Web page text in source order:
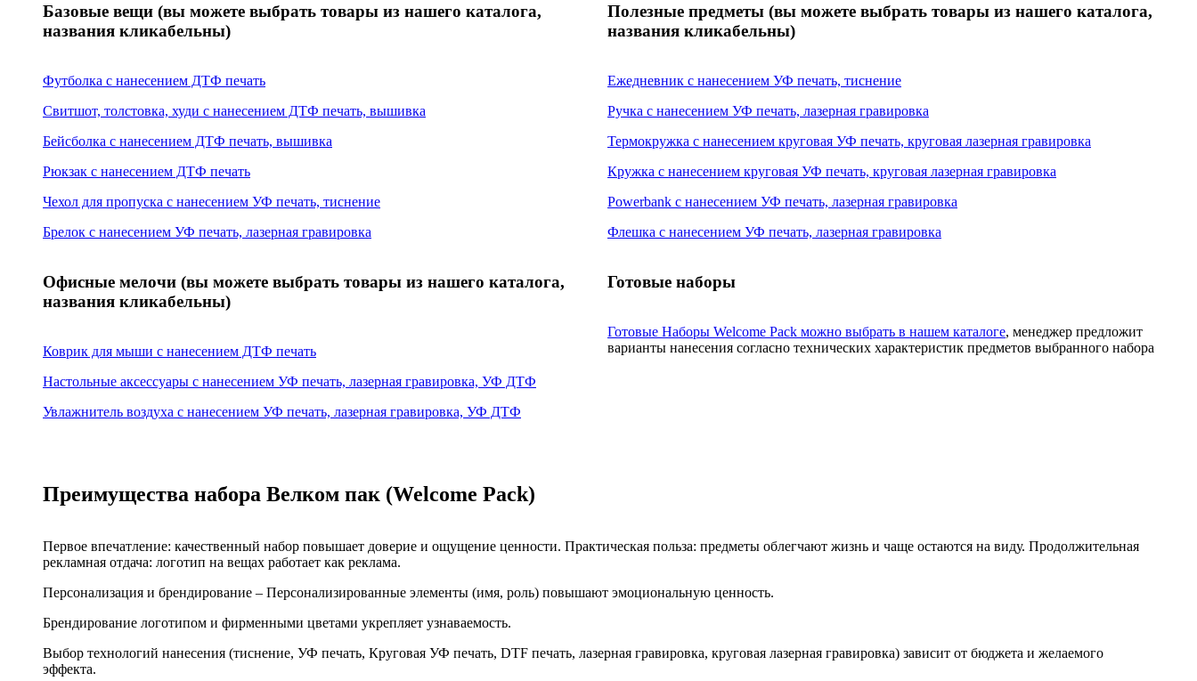
Базовые вещи (вы можете выбрать товары из нашего каталога,
названия кликабельны)
Футболка с нанесением ДТФ печать
Свитшот, толстовка, худи с нанесением ДТФ печать, вышивка
Бейсболка с нанесением ДТФ печать, вышивка
Рюкзак с нанесением ДТФ печать
Чехол для пропуска с нанесением УФ печать, тиснение
Брелок с нанесением УФ печать, лазерная гравировка
Полезные предметы (вы можете выбрать товары из нашего каталога,
названия кликабельны)
Ежедневник с нанесением УФ печать, тиснение
Ручка с нанесением УФ печать, лазерная гравировка
Термокружка с нанесением круговая УФ печать, круговая лазерная гравировка
Кружка с нанесением круговая УФ печать, круговая лазерная гравировка
Powerbank с нанесением УФ печать, лазерная гравировка
Флешка с нанесением УФ печать, лазерная гравировка
Офисные мелочи (вы можете выбрать товары из нашего каталога,
названия кликабельны)
Коврик для мыши с нанесением ДТФ печать
Настольные аксессуары с нанесением УФ печать, лазерная гравировка, УФ ДТФ
Увлажнитель воздуха с нанесением УФ печать, лазерная гравировка, УФ ДТФ
Готовые наборы
Готовые Наборы Welcome Pack можно выбрать в нашем каталоге, менеджер предложит
варианты нанесения согласно технических характеристик предметов выбранного набора
Преимущества набора Велком пак (Welcome Pack)
Первое впечатление: качественный набор повышает доверие и ощущение ценности. Практическая польза: предметы облегчают жизнь и чаще остаются на виду. Продолжительная
рекламная отдача: логотип на вещах работает как реклама.
Персонализация и брендирование – Персонализированные элементы (имя, роль) повышают эмоциональную ценность.
Брендирование логотипом и фирменными цветами укрепляет узнаваемость.
Выбор технологий нанесения (тиснение, УФ печать, Круговая УФ печать, DTF печать, лазерная гравировка, круговая лазерная гравировка) зависит от бюджета и желаемого
эффекта.